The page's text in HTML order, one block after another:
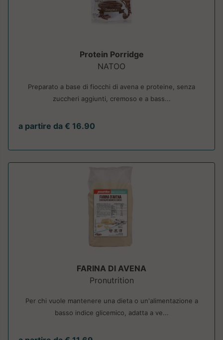
Protein Porridge
NATOO
Preparato a base di fiocchi di avena e proteine, senza
zuccheri aggiunti, cremoso e a bass...
a partire da € 16.90
FARINA DI AVENA
Pronutrition
Per chi vuole mantenere una dieta o un'alimentazione a
basso indice glicemico, adatta a ve...